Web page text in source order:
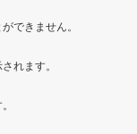
できません。
れます。